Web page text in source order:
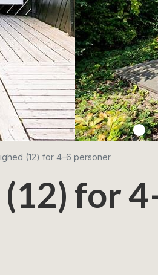
(12) for 4–6 personer
for